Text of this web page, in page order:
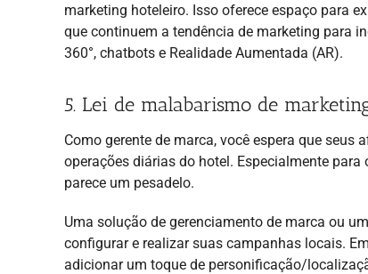
marketing hoteleiro. Isso oferece espaço para
que continuem a tendência de marketing para
360°, chatbots e Realidade Aumentada (AR).
5. Lei de malabarismo de
Como gerente de marca, você espera que
operações diárias do hotel. Especialmente
parece um pesadelo.
Uma solução de gerenciamento de marca ou
configurar e realizar suas campanhas locais.
adicionar um toque de personificação/